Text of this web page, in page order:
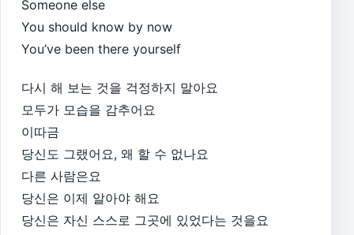
Someone else
You should know by now
You’ve been there yourself
다시 해 보는 것을 걱정하지 말아요
모두가 모습을 감추어요
이따금
당신도 그랬어요, 왜 할 수 없나요
다른 사람은요
당신은 이제 알아야 해요
당신은 자신 스스로 그곳에 있었다는 것을요